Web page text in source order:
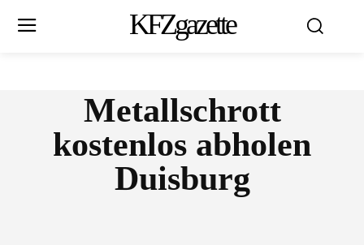
KFZgazette
Metallschrott
kostenlos abholen
Duisburg